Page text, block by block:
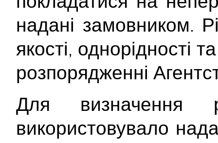
надані замовником.
якості, однорідності
розпорядженні
Для визначення
використовувало